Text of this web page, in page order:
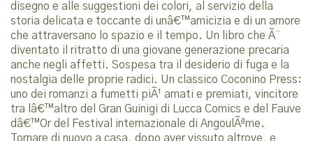
disegno e alle suggestioni dei colori, al servizio della
storia delicata e toccante di unâ€™amicizia e di un amore
che attraversano lo spazio e il tempo. Un libro che Ã¨
diventato il ritratto di una giovane generazione precaria
anche negli affetti. Sospesa tra il desiderio di fuga e la
nostalgia delle proprie radici. Un classico Coconino Press:
uno dei romanzi a fumetti piÃ¹ amati e premiati, vincitore
tra lâ€™altro del Gran Guinigi di Lucca Comics e del Fauve
dâ€™Or del Festival internazionale di AngoulÃªme.
Tornare di nuovo a casa, dopo aver vissuto altrove, e